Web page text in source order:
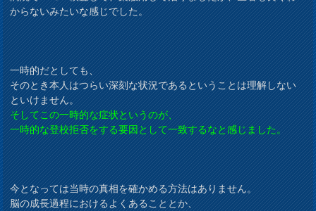
からないみたいな感じでした。
一時的だとしても、
そのとき本人はつらい深刻な状況であるということは理解しない
といけません。
そしてこの一時的な症状というのが、
一時的な登校拒否をする要因として一致するなと感じました。
今となっては当時の真相を確かめる方法はありません。
脳の成長過程におけるよくあることとか、